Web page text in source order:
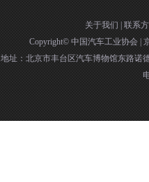
关于我们
联系
Copyright© 中国汽车工业协会
地址：北京市丰台区汽车博物馆东路诺